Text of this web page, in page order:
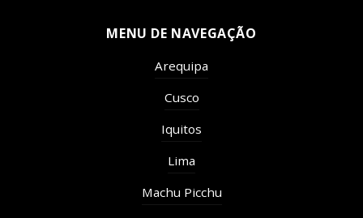
MENU DE NAVEGAÇÃO
Arequipa
Cusco
Iquitos
Lima
Machu Picchu